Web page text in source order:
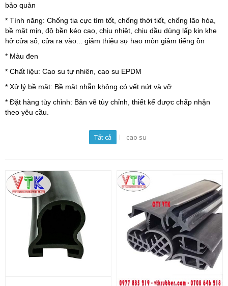
bảo quản
* Tính năng: Chống tia cực tím tốt, chống thời tiết, chống lão hóa,
bề mặt mịn, độ bền kéo cao, chịu nhiệt, chịu dầu dùng lấp kin khe
hở cửa sổ, cửa ra vào... giảm thiệu sự hao mòn giảm tiếng ồn
* Màu đen
* Chất liệu: Cao su tự nhiên, cao su EPDM
* Xử lý bề mặt: Bề mặt nhẵn không có vết nứt và vỡ
* Đặt hàng tùy chỉnh: Bản vẽ tùy chỉnh, thiết kế được chấp nhận
theo yêu cầu.
Tất cả cao su
Ron cao su chữ
Ron cao su chữ